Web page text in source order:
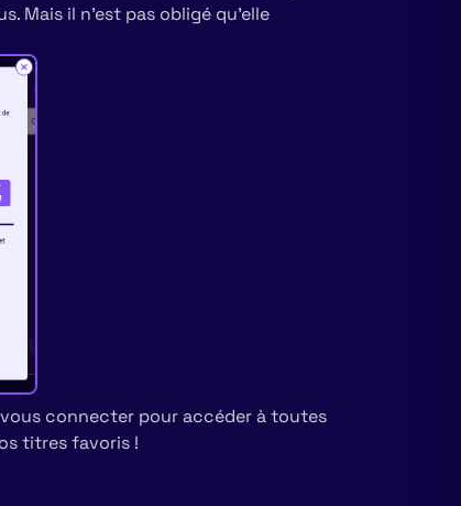
Mais il n'est pas obligé qu'elle
connecter pour accéder à toutes
titres favoris !